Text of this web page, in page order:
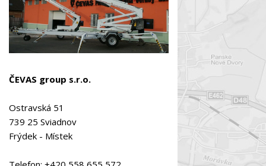
ČEVAS group s.r.o.
Ostravská 51
739 25 Sviadnov
Frýdek - Místek